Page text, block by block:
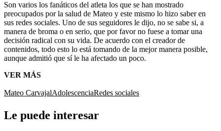
Son varios los fanáticos del atleta los que se han mostrado
preocupados por la salud de Mateo y este mismo lo hizo saber en
sus redes sociales. Uno de sus seguidores le dijo, no se sabe si, a
manera de broma o en serio, que por favor no fuese a tomar una
decisión radical con su vida. De acuerdo con el creador de
contenidos, todo esto lo está tomando de la mejor manera posible,
aunque admitió que sí le ha afectado un poco.
VER MÁS
Mateo CarvajalAdolescenciaRedes sociales
Le puede interesar